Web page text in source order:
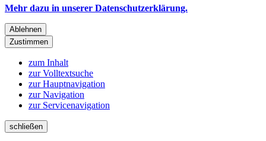
Mehr dazu in unserer Datenschutzerklärung.
Ablehnen
Zustimmen
zum Inhalt
zur Volltextsuche
zur Hauptnavigation
zur Navigation
zur Servicenavigation
schließen